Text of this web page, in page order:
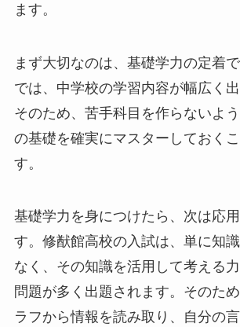
ます。
まず大切なのは、基礎学力の定着
では、中学校の学習内容が幅広く出
そのため、苦手科目を作らないよ
の基礎を確実にマスターしておく
す。
基礎学力を身につけたら、次は応
す。修猷館高校の入試は、単に知
なく、その知識を活用して考える
問題が多く出題されます。そのた
ラフから情報を読み取り、自分の